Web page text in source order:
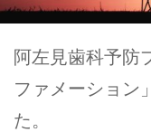
阿左見歯科予防
ファメーション
た。